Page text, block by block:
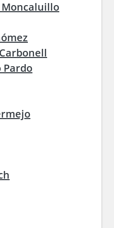
Moncaluillo
Pardo